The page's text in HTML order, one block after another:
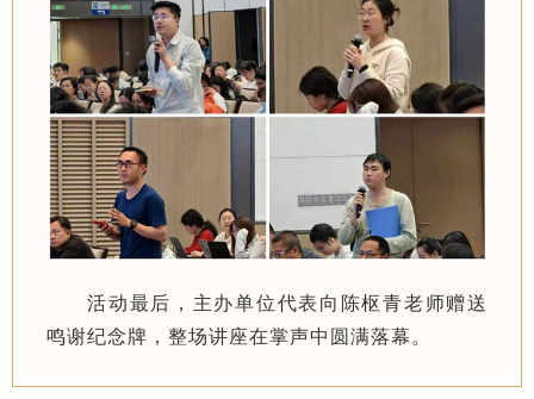
活动最后，主办单位代表向陈枢青老师赠送
鸣谢纪念牌，整场讲座在掌声中圆满落幕。